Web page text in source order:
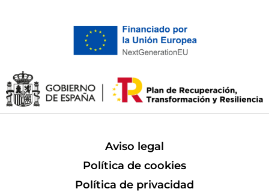
Aviso legal
Política de cookies
Política de privacidad